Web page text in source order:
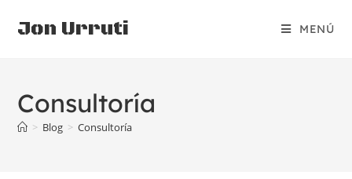
Jon Urruti MENÚ
Consultoría
> Blog > Consultoría